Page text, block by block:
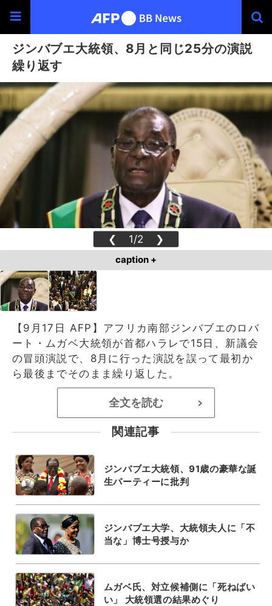
ジンバブエ大統領、8月と同じ25分の演説
繰り返す
❮ 1/2 ❯
caption +
【9月17日 AFP】アフリカ南部ジンバブエのロバ
ート・ムガベ大統領が首都ハラレで15日、新議会
の冒頭演説で、8月に行った演説を誤って最初か
ら最後までそのまま繰り返した。
全文を読む >
関連記事
ジンバブエ大統領、91歳の豪華な誕
生パーティーに批判
ジンバブエ大学、大統領夫人に「不
当な」博士号授与か
ムガベ氏、対立候補側に「死ねばい
い」 大統領選の結果めぐり